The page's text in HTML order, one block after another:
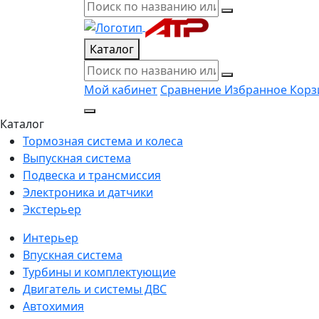
Каталог
Мой кабинет Сравнение Избранное
Каталог
Тормозная система и колеса
Выпускная система
Подвеска и трансмиссия
Электроника и датчики
Экстерьер
Интерьер
Впускная система
Турбины и комплектующие
Двигатель и системы ДВС
Автохимия